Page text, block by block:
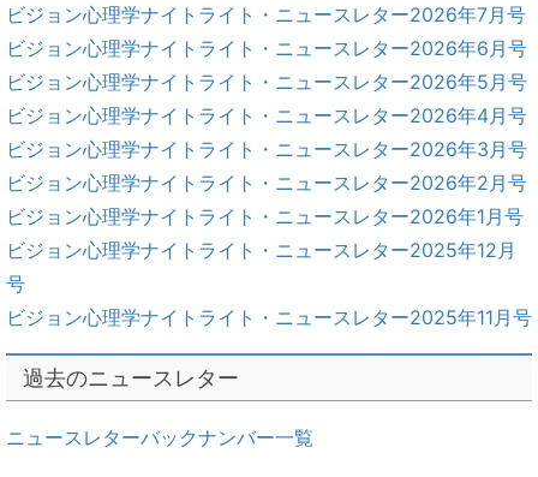
ビジョン心理学ナイトライト・ニュースレター2026年7月号
ビジョン心理学ナイトライト・ニュースレター2026年6月号
ビジョン心理学ナイトライト・ニュースレター2026年5月号
ビジョン心理学ナイトライト・ニュースレター2026年4月号
ビジョン心理学ナイトライト・ニュースレター2026年3月号
ビジョン心理学ナイトライト・ニュースレター2026年2月号
ビジョン心理学ナイトライト・ニュースレター2026年1月号
ビジョン心理学ナイトライト・ニュースレター2025年12月
号
ビジョン心理学ナイトライト・ニュースレター2025年11月号
過去のニュースレター
ニュースレターバックナンバー一覧